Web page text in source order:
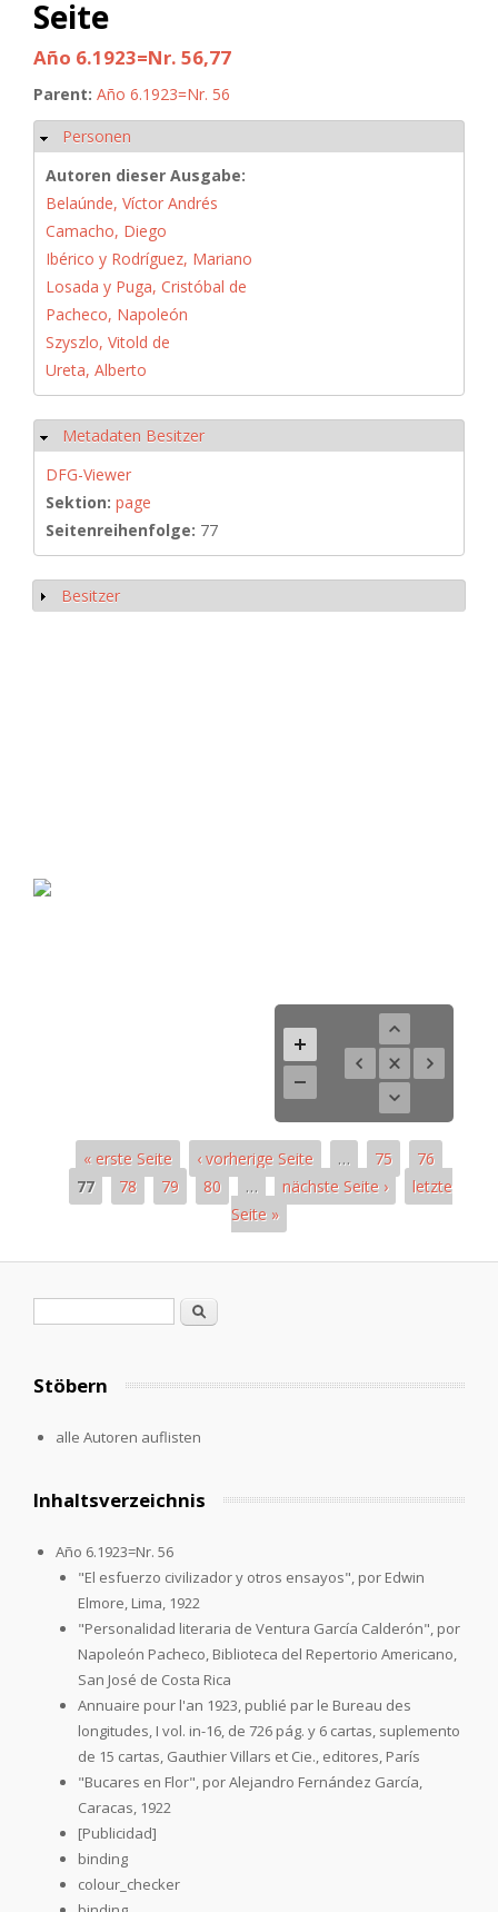
Seite
Año 6.1923=Nr. 56,77
Parent: Año 6.1923=Nr. 56
Ausblenden
Personen
Autoren dieser Ausgabe:
Belaúnde, Víctor Andrés
Camacho, Diego
Ibérico y Rodríguez, Mariano
Losada y Puga, Cristóbal de
Pacheco, Napoleón
Szyszlo, Vitold de
Ureta, Alberto
Ausblenden
Metadaten Besitzer
DFG-Viewer
Sektion: page
Seitenreihenfolge: 77
Anzeigen
Besitzer
« erste Seite ‹ vorherige Seite … 75
76
77
78 79 80 … nächste Seite ›
letzte
Seite »
Suche
Stöbern
alle Autoren auflisten
Inhaltsverzeichnis
Año 6.1923=Nr. 56
"El esfuerzo civilizador y otros ensayos", por Edwin
Elmore, Lima, 1922
"Personalidad literaria de Ventura García Calderón", por
Napoleón Pacheco, Biblioteca del Repertorio Americano,
San José de Costa Rica
Annuaire pour l'an 1923, publié par le Bureau des
longitudes, I vol. in-16, de 726 pág. y 6 cartas, suplemento
de 15 cartas, Gauthier Villars et Cie., editores, París
"Bucares en Flor", por Alejandro Fernández García,
Caracas, 1922
[Publicidad]
binding
colour_checker